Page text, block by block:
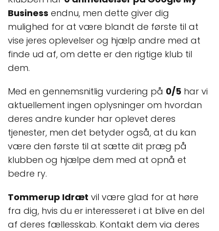
Business endnu, men dette giver dig
mulighed for at være blandt de første til at
vise jeres oplevelser og hjælp andre med at
finde ud af, om dette er den rigtige klub til
dem.
Med en gennemsnitlig vurdering på 0/5 har vi
aktuellement ingen oplysninger om hvordan
deres andre kunder har oplevet deres
tjenester, men det betyder også, at du kan
være den første til at sætte dit præg på
klubben og hjælpe dem med at opnå et
bedre ry.
Tommerup Idræt vil være glad for at høre
fra dig, hvis du er interesseret i at blive en del
af deres fællesskab. Kontakt dem via deres